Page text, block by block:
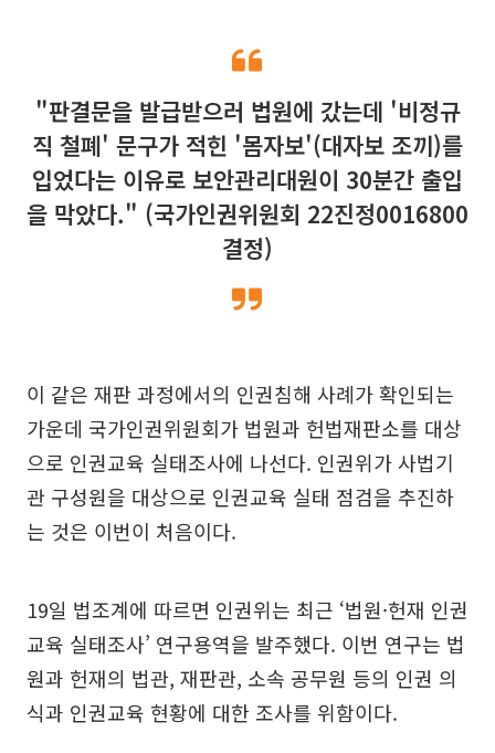
"판결문을 발급받으러 법원에 갔는데 '비정규
직 철폐' 문구가 적힌 '몸자보'(대자보 조끼)를
입었다는 이유로 보안관리대원이 30분간 출입
을 막았다." (국가인권위원회 22진정0016800
결정)
이 같은 재판 과정에서의 인권침해 사례가 확인되는
가운데 국가인권위원회가 법원과 헌법재판소를 대상
으로 인권교육 실태조사에 나선다. 인권위가 사법기
관 구성원을 대상으로 인권교육 실태 점검을 추진하
는 것은 이번이 처음이다.
19일 법조계에 따르면 인권위는 최근 ‘법원·헌재 인권
교육 실태조사’ 연구용역을 발주했다. 이번 연구는 법
원과 헌재의 법관, 재판관, 소속 공무원 등의 인권 의
식과 인권교육 현황에 대한 조사를 위함이다.